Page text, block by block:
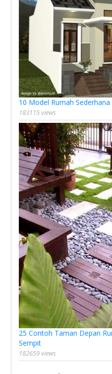
10 Model Rumah
183115 views
25 Contoh Taman Depan
Sempit
182659 views